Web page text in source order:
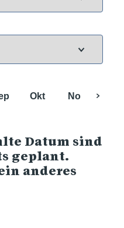
Okt Nov
Datum sind
geplant.
anderes